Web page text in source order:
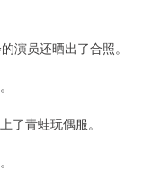
演员还晒出了合照。
了青蛙玩偶服。